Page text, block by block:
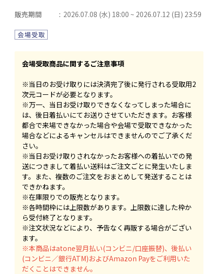
販売期間 2026.07.08 (水) 18:00 ~ 2026.07.12 (日) 23:59
会場受取商品に関するご注意事項
※当日のお受け取りには決済完了後に発行される受取用2
次元コードが必要となります。
※万一、当日お受け取りできなくなってしまった場合に
は、後日着払いにてお送りさせていただきます。お客様
都合で来場できなかった場合や会場で受取できなかった
場合などによるキャンセルはできませんのでご了承くだ
さい。
※当日お受け取りされなかったお客様への着払いでの発
送につきまして着払い送料はご注文ごとに発生いたしま
す。また、複数のご注文をおまとめして発送することは
できかねます。
※在庫限りでの販売となります。
※各時間枠には上限数があります。上限数に達した枠か
ら受付終了となります。
※注文状況などにより、予告なく再販する場合がござい
ます。
※本商品はatone翌月払い(コンビニ/口座振替)、後払い
(コンビニ／銀行ATM)およびAmazon Payをご利用いた
だくことはできません。